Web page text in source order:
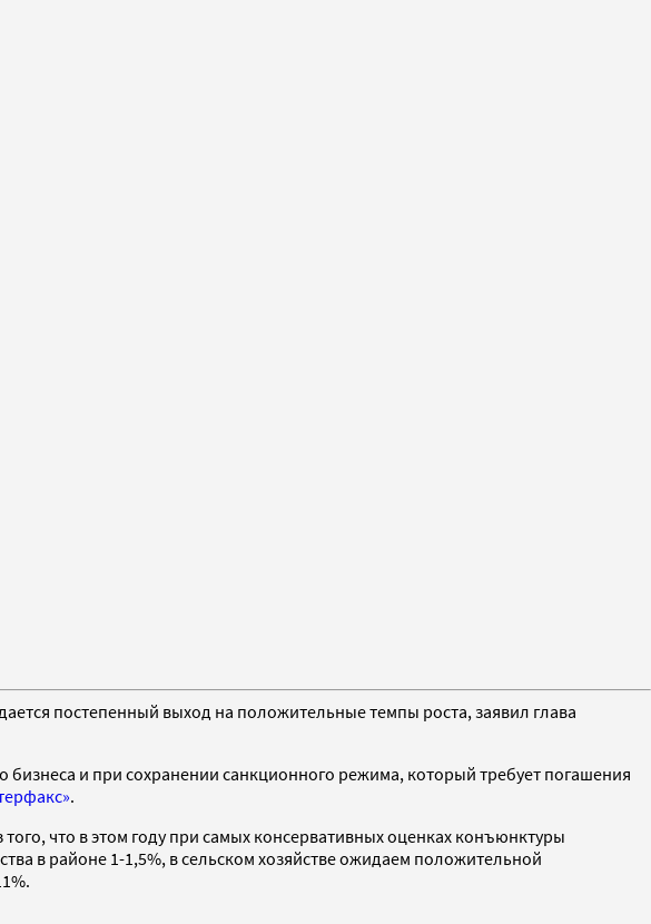
постепенный выход на положительные темпы роста, заявил глава
и при сохранении санкционного режима, который требует погашения
.
что в этом году при самых консервативных оценках конъюнктуры
в районе 1-1,5%, в сельском хозяйстве ожидаем положительной